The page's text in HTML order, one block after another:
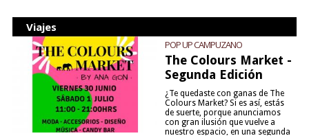
Viajes
POP UP CAMPUZANO
The Colours Market -
Segunda Edición
¿Te quedaste con ganas de The
Colours Market? Si es así, estás
de suerte, porque anunciamos
con gran ilusión que vuelve a
nuestro espacio, en una segunda